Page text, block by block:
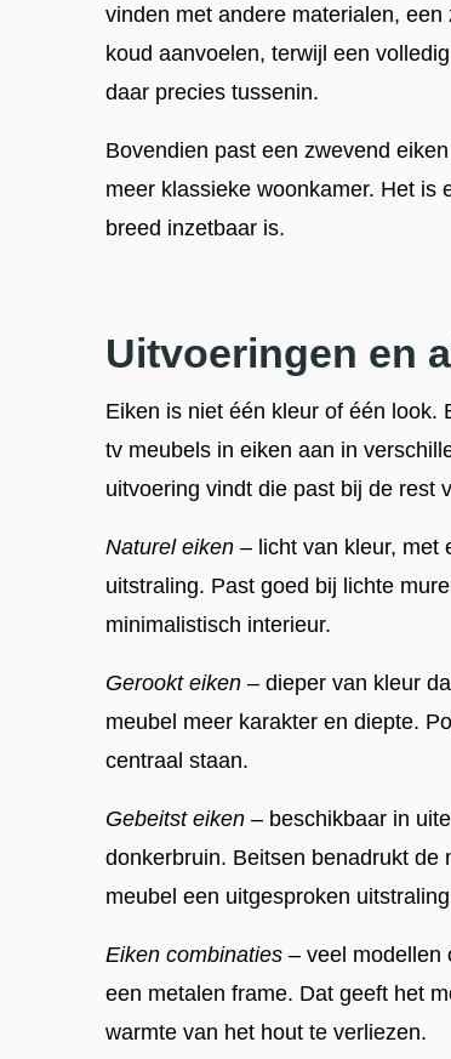
vinden met andere materialen,
koud aanvoelen, terwijl een
daar precies tussenin.
Bovendien past een zwevend
meer klassieke woonkamer. Het is
breed inzetbaar is.
Uitvoeringen en
Eiken is niet één kleur of één look.
tv meubels in eiken aan in
uitvoering vindt die past bij de rest
Naturel eiken – licht van kleur, met
uitstraling. Past goed bij lichte
minimalistisch interieur.
Gerookt eiken – dieper van kleur
meubel meer karakter en diepte.
centraal staan.
Gebeitst eiken – beschikbaar in
donkerbruin. Beitsen benadrukt de
meubel een uitgesproken
Eiken combinaties – veel modellen
een metalen frame. Dat geeft het
warmte van het hout te verliezen.